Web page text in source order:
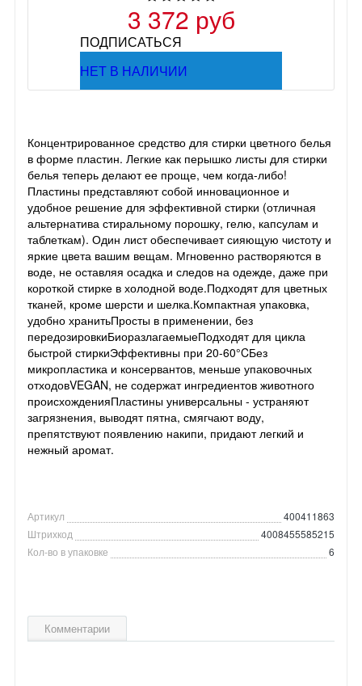
3 372 руб
ПОДПИСАТЬСЯ
НЕТ В НАЛИЧИИ
Концентрированное средство для стирки цветного белья
в форме пластин. Легкие как перышко листы для стирки
белья теперь делают ее проще, чем когда-либо!
Пластины представляют собой инновационное и
удобное решение для эффективной стирки (отличная
альтернатива стиральному порошку, гелю, капсулам и
таблеткам). Один лист обеспечивает сияющую чистоту и
яркие цвета вашим вещам. Мгновенно растворяются в
воде, не оставляя осадка и следов на одежде, даже при
короткой стирке в холодной воде.Подходят для цветных
тканей, кроме шерсти и шелка.Компактная упаковка,
удобно хранитьПросты в применении, без
передозировкиБиоразлагаемыеПодходят для цикла
быстрой стиркиЭффективны при 20-60°CБез
микропластика и консервантов, меньше упаковочных
отходовVEGAN, не содержат ингредиентов животного
происхожденияПластины универсальны - устраняют
загрязнения, выводят пятна, смягчают воду,
препятствуют появлению накипи, придают легкий и
нежный аромат.
Артикул
400411863
Штрихкод
4008455585215
Кол-во в упаковке
6
Комментарии